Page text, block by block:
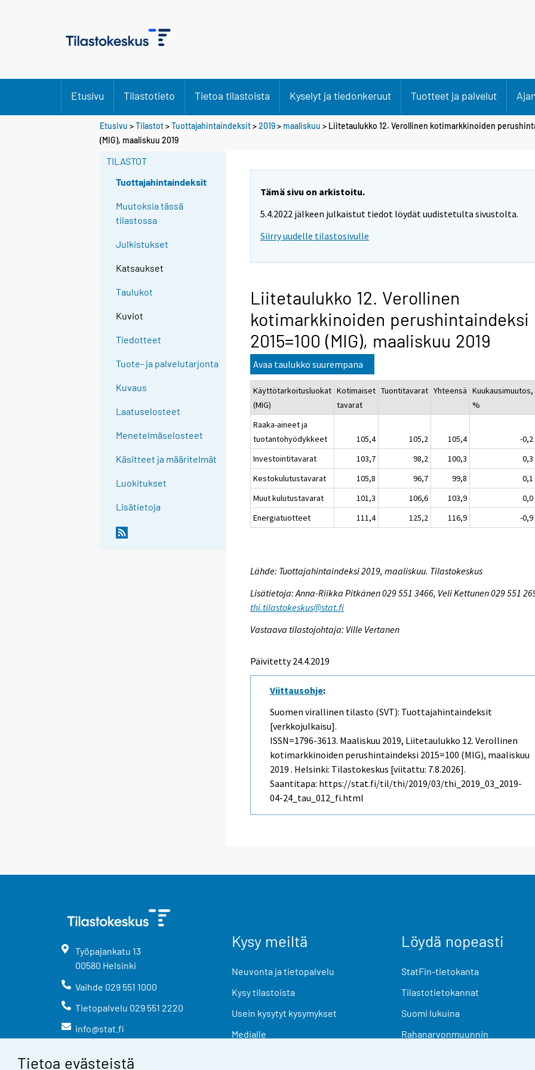
Tietoa evästeistä
Etusivu Tilastotieto Tietoa tilastoista Kyselyt ja tiedonkeruut Tuotteet ja palvelut
Etusivu >Tilastot>Tuottajahintaindeksit>2019> maaliskuu > Liitetaulukko 12. Verollinen kotimarkkinoiden
(MIG), maaliskuu 2019
TILASTOT
Tuottajahintaindeksit
Muutoksia tässä
tilastossa
Julkistukset
Katsaukset
Taulukot
Kuviot
Tiedotteet
Tuote- ja palvelutarjonta
Kuvaus
Laatuselosteet
Menetelmäselosteet
Käsitteet ja määritelmät
Luokitukset
Lisätietoja
Tämä sivu on arkistoitu.
5.4.2022 jälkeen julkaistut tiedot löydät uudistetulta sivustolta.
Siirry uudelle tilastosivulle
Liitetaulukko 12. Verollinen
kotimarkkinoiden perushintaindeksi
2015=100 (MIG), maaliskuu 2019
Avaa taulukko suurempana
Käyttötarkoitusluokat
(MIG)
Kotimaiset
tavarat
Tuontitavarat Yhteensä Kuukausimuutos,
%
Raaka-aineet ja
tuotantohyödykkeet
105,4 105,2 105,4
-0,2
Investointitavarat
103,7 98,2 100,3
0,3
Kestokulutustavarat
105,8 96,7 99,8
0,1
Muut kulutustavarat
101,3 106,6 103,9
0,0
Energiatuotteet
111,4 125,2 116,9 -0,9
Lähde: Tuottajahintaindeksi 2019, maaliskuu. Tilastokeskus
Lisätietoja: Anna-Riikka Pitkänen 029 551 3466, Veli Kettunen 029 551
thi.tilastokeskus@stat.fi
Vastaava tilastojohtaja: Ville Vertanen
Päivitetty 24.4.2019
Viittausohje:
Suomen virallinen tilasto (SVT): Tuottajahintaindeksit
[verkkojulkaisu].
ISSN=1796-3613. Maaliskuu 2019, Liitetaulukko 12. Verollinen
kotimarkkinoiden perushintaindeksi 2015=100 (MIG), maaliskuu
2019 . Helsinki: Tilastokeskus [viitattu: 7.8.2026].
Saantitapa: https://stat.fi/til/thi/2019/03/thi_2019_03_2019-
04-24_tau_012_fi.html
Työpajankatu 13
00580 Helsinki
Vaihde 029 551 1000
Tietopalvelu 029 551 2220
info@stat.fi
Kysy meiltä
Neuvonta ja tietopalvelu
Kysy tilastoista
Usein kysytyt kysymykset
Medialle
Löydä nopeasti
StatFin-tietokanta
Tilastotietokannat
Suomi lukuina
Rahanarvonmuunnin